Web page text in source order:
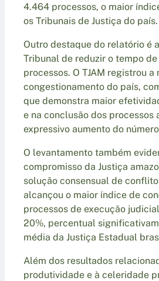
4.464 processos, o maior
os Tribunais de Justiça do país.
Outro destaque do relatório é
Tribunal de reduzir o tempo
processos. O TJAM registrou a
congestionamento do país,
que demonstra maior
e na conclusão dos processos
expressivo aumento do
O levantamento também
compromisso da Justiça
solução consensual de
alcançou o maior índice de
processos de execução
20%, percentual
média da Justiça Estadual
Além dos resultados
produtividade e à celeridade